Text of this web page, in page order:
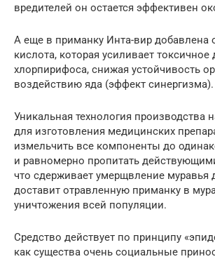
вредителей он остается эффективен
А еще в приманку Инта-вир добавлена
кислота, которая усиливает токсичное
хлорпирифоса, снижая устойчивость
воздействию яда (эффект синергизма).
Уникальная технология производства
для изготовления медицинских
измельчить все компоненты до
и равномерно пропитать
что сдерживает умерщвление муравья
доставит отравленную приманку в
уничтожения всей популяции.
Средство действует по принципу
как существа очень социальные